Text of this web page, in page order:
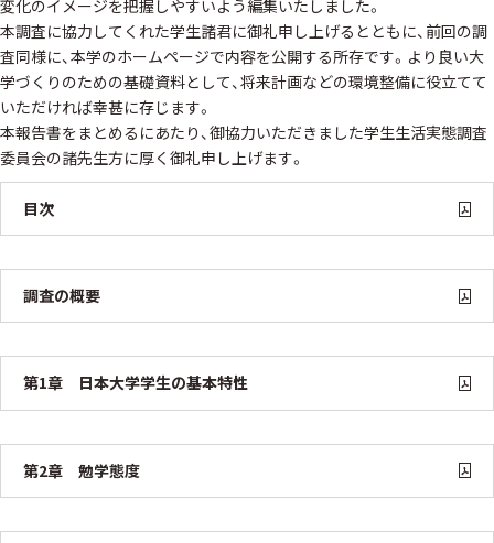
変化のイメージを把握しやすいよう編集いたしました。
本調査に協力してくれた学生諸君に御礼申し上げるとともに、前回の調
査同様に、本学のホームページで内容を公開する所存です。より良い大
学づくりのための基礎資料として、将来計画などの環境整備に役立てて
いただければ幸甚に存じます。
本報告書をまとめるにあたり、御協力いただきました学生生活実態調査
委員会の諸先生方に厚く御礼申し上げます。
目次
調査の概要
第1章 日本大学学生の基本特性
第2章 勉学態度